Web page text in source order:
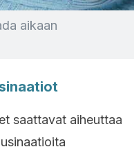
aikaan
saattavat aiheuttaa